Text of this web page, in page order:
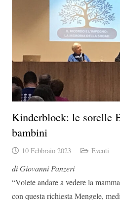
Kinderblock: le sorelle
bambini
10 Febbraio 2023 Eventi
di Giovanni Panzeri
“Volete andare a vedere la
con questa richiesta Mengele,